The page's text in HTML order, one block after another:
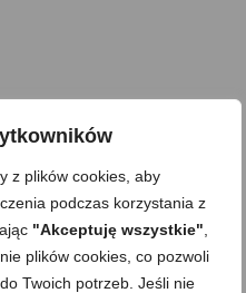
z plików cookies, aby
podczas korzystania z
"Akceptuję wszystkie"
plików cookies, co pozwoli
Twoich potrzeb. Jeśli nie